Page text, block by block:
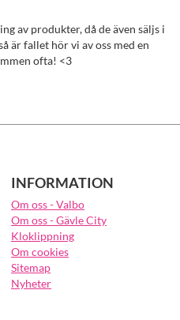
av produkter, då de även säljs i
är fallet hör vi av oss med en
ofta! <3
INFORMATION
Om oss - Valbo
Om oss - Gävle City
Kloklippning
Om cookies
Sitemap
Nyheter